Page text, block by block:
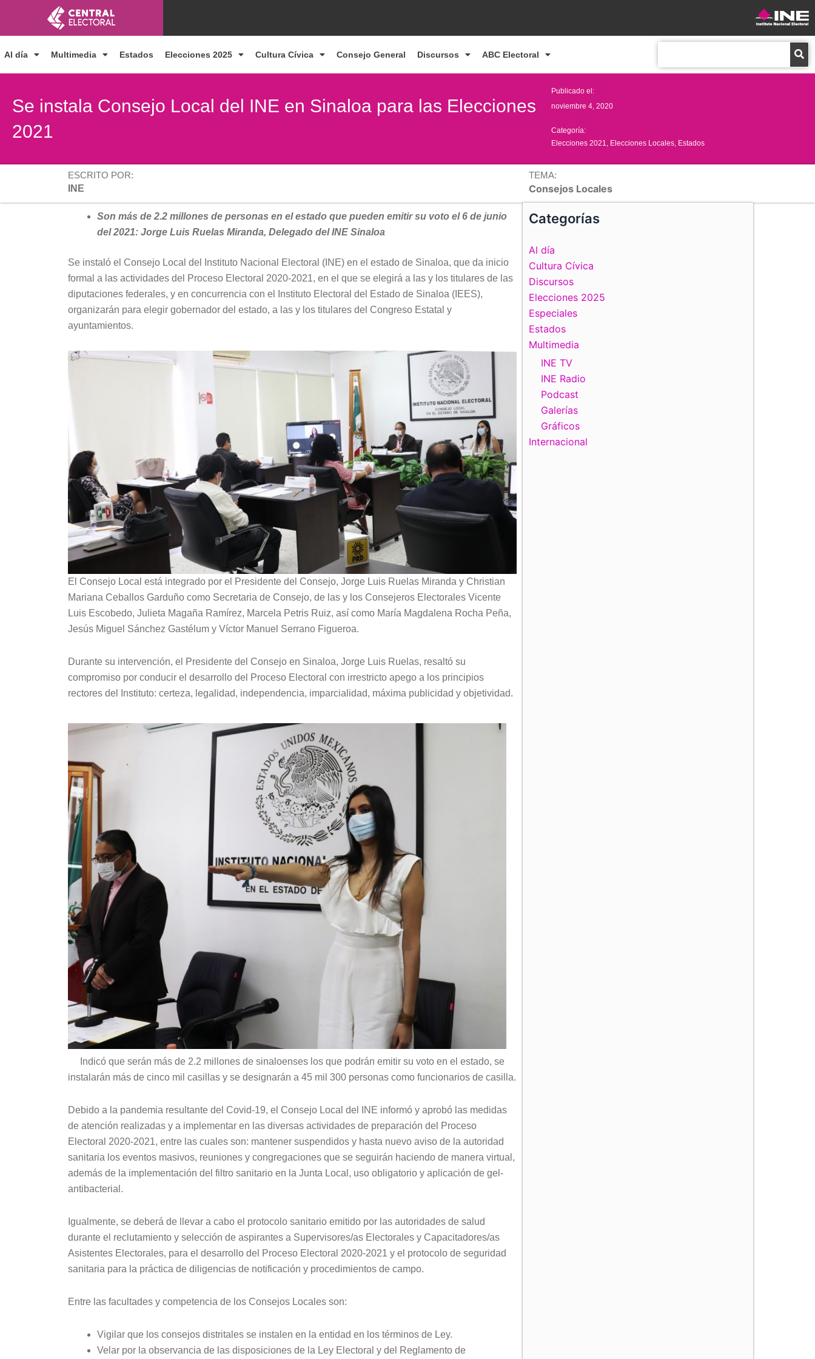
contenido
Al día Multimedia Estados Elecciones 2025 Cultura Cívica Consejo General Discursos ABC Electoral
Se instala Consejo Local del INE en Sinaloa para las Elecciones
2021
Publicado el:
noviembre 4, 2020
Categoría:
Elecciones 2021
Elecciones Locales Estados
ESCRITO POR:
INE
TEMA:
Consejos Locales
Son más de 2.2 millones de personas en el estado que pueden emitir su voto el 6 de junio
del 2021: Jorge Luis Ruelas Miranda, Delegado del INE Sinaloa
Se instaló el Consejo Local del Instituto Nacional Electoral (INE) en el estado de Sinaloa, que da inicio
formal a las actividades del Proceso Electoral 2020-2021, en el que se elegirá a las y los titulares de las
diputaciones federales, y en concurrencia con el Instituto Electoral del Estado de Sinaloa (IEES),
organizarán para elegir gobernador del estado, a las y los titulares del Congreso Estatal y
ayuntamientos.
El Consejo Local está integrado por el Presidente del Consejo, Jorge Luis Ruelas Miranda y Christian
Mariana Ceballos Garduño como Secretaria de Consejo, de las y los Consejeros Electorales Vicente
Luis Escobedo, Julieta Magaña Ramírez, Marcela Petris Ruiz, así como María Magdalena Rocha Peña,
Jesús Miguel Sánchez Gastélum y Víctor Manuel Serrano Figueroa.
Durante su intervención, el Presidente del Consejo en Sinaloa, Jorge Luis Ruelas, resaltó su
compromiso por conducir el desarrollo del Proceso Electoral con irrestricto apego a los principios
rectores del Instituto: certeza, legalidad, independencia, imparcialidad, máxima publicidad y objetividad.
Indicó que serán más de 2.2 millones de sinaloenses los que podrán emitir su voto en el estado, se
instalarán más de cinco mil casillas y se designarán a 45 mil 300 personas como funcionarios de casilla.
Debido a la pandemia resultante del Covid-19, el Consejo Local del INE informó y aprobó las medidas
de atención realizadas y a implementar en las diversas actividades de preparación del Proceso
Electoral 2020-2021, entre las cuales son: mantener suspendidos y hasta nuevo aviso de la autoridad
sanitaria los eventos masivos, reuniones y congregaciones que se seguirán haciendo de manera virtual,
además de la implementación del filtro sanitario en la Junta Local, uso obligatorio y aplicación de gel-
antibacterial.
Igualmente, se deberá de llevar a cabo el protocolo sanitario emitido por las autoridades de salud
durante el reclutamiento y selección de aspirantes a Supervisores/as Electorales y Capacitadores/as
Asistentes Electorales, para el desarrollo del Proceso Electoral 2020-2021 y el protocolo de seguridad
sanitaria para la práctica de diligencias de notificación y procedimientos de campo.
Entre las facultades y competencia de los Consejos Locales son:
Vigilar que los consejos distritales se instalen en la entidad en los términos de Ley.
Velar por la observancia de las disposiciones de la Ley Electoral y del Reglamento de
Categorías
Al día
Cultura Cívica
Discursos
Elecciones 2025
Especiales
Estados
Multimedia
INE TV
INE Radio
Podcast
Galerías
Gráficos
Internacional